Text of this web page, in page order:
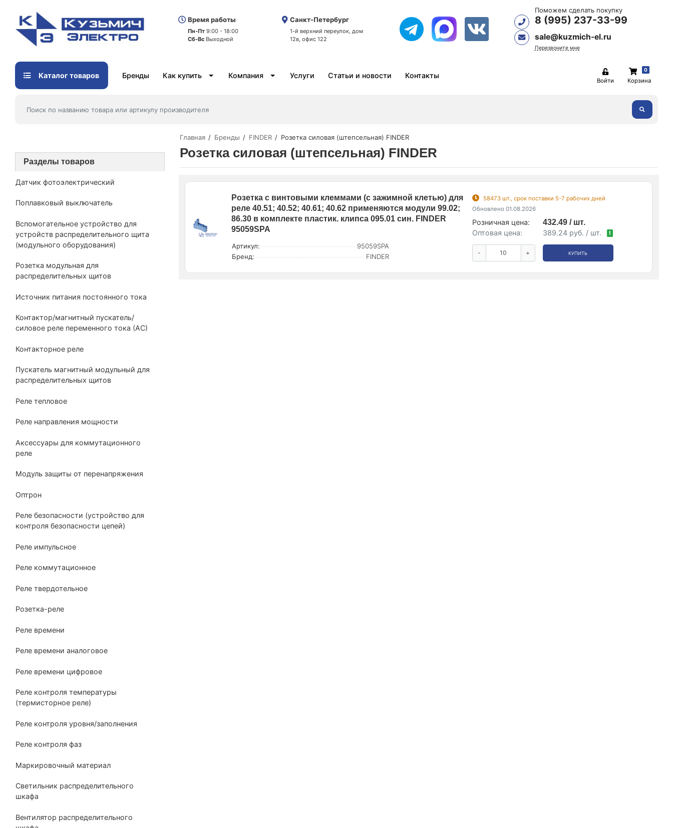
Время работы
Пн-Пт 9:00 - 18:00
Сб-Вс Выходной
Санкт-Петербург
1-й верхний переулок, дом
12в, офис 122
Поможем сделать покупку
8 (995) 237-33-99
sale@kuzmich-el.ru
Перезвоните мне
Каталог товаров Бренды Как купить Компания Услуги Статьи и новости Контакты
Войти
0
Корзина
Главная Бренды FINDER Розетка силовая (штепсельная) FINDER
Розетка силовая (штепсельная) FINDER
Розетка с винтовыми клеммами (с зажимной клетью) для
реле 40.51; 40.52; 40.61; 40.62 применяются модули 99.02;
86.30 в комплекте пластик. клипса 095.01 син. FINDER
95059SPA
Артикул:
95059SPA
Бренд:
FINDER
58473 шт., срок поставки 5-7 рабочих дней
Обновлено 01.08.2026
Розничная цена:
432.49 / шт.
Оптовая цена:
389.24 руб. / шт. !
- + КУПИТЬ
Разделы товаров
Датчик фотоэлектрический
Поплавковый выключатель
Вспомогательное устройство для
устройств распределительного щита
(модульного оборудования)
Розетка модульная для
распределительных щитов
Источник питания постоянного тока
Контактор/магнитный пускатель/
силовое реле переменного тока (АС)
Контакторное реле
Пускатель магнитный модульный для
распределительных щитов
Реле тепловое
Реле направления мощности
Аксессуары для коммутационного
реле
Модуль защиты от перенапряжения
Оптрон
Реле безопасности (устройство для
контроля безопасности цепей)
Реле импульсное
Реле коммутационное
Реле твердотельное
Розетка-реле
Реле времени
Реле времени аналоговое
Реле времени цифровое
Реле контроля температуры
(термисторное реле)
Реле контроля уровня/заполнения
Реле контроля фаз
Маркировочный материал
Светильник распределительного
шкафа
Вентилятор распределительного